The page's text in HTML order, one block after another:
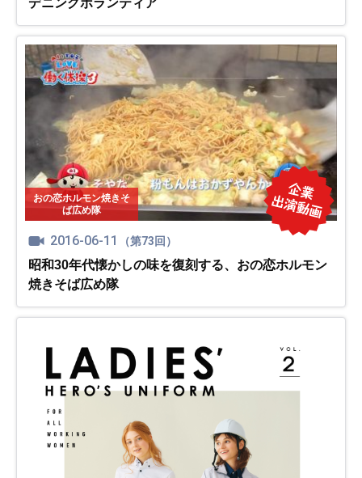
デニングボランティア
おの恋ホルモン焼きそ
ば広め隊
2016-06-11 （第73回）
昭和30年代懐かしの味を復刻する、おの恋ホルモン
焼きそば広め隊